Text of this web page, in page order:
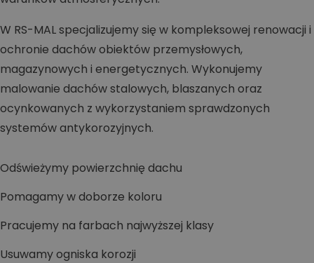
W RS-MAL specjalizujemy się w kompleksowej renowacji i
ochronie dachów obiektów przemysłowych,
magazynowych i energetycznych. Wykonujemy
malowanie dachów stalowych, blaszanych oraz
ocynkowanych z wykorzystaniem sprawdzonych
systemów antykorozyjnych.
Odświeżymy powierzchnię dachu
Pomagamy w doborze koloru
Pracujemy na farbach najwyższej klasy
Usuwamy ogniska korozji